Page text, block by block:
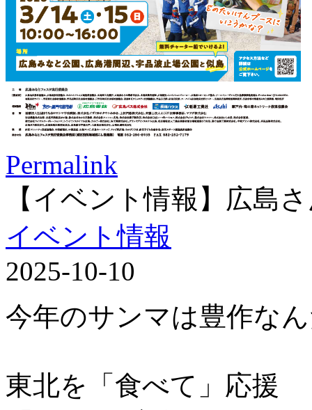
Permalink
【イベント情報】広島
イベント情報
2025-10-10
今年のサンマは豊作な
東北を「食べて」応援